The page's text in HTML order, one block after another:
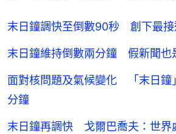
末日鐘調快至倒數90秒 創下最接
末日鐘維持倒數兩分鐘 假新聞也
面對核問題及氣候變化 「末日鐘
分鐘
末日鐘再調快 戈爾巴喬夫：世